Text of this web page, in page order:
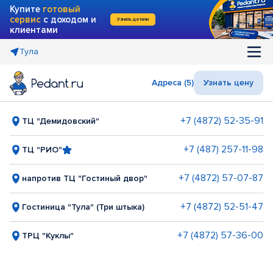
Купите готовый
сервис с доходом и
клиентами
Узнать детали
Тула
Адреса (5) Узнать цену
ТЦ "Демидовский" +7 (4872) 52-35-91
ТЦ "РИО" +7 (487) 257-11-98
напротив ТЦ "Гостиный двор" +7 (4872) 57-07-87
Гостиница "Тула" (Три штыка) +7 (4872) 52-51-47
ТРЦ "Куклы" +7 (4872) 57-36-00